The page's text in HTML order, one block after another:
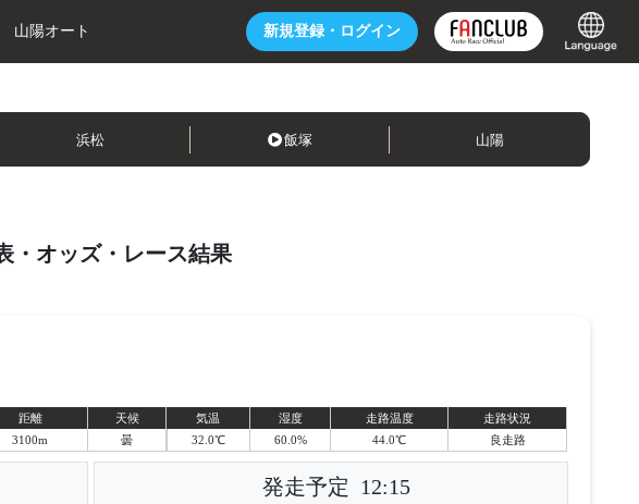
新規登録・ ログイン
山陽オート
浜松 飯塚 山陽
・オッズ・レース結果
距離
天候
3100m 曇
気温 湿度 走路温度
走路状況
32.0℃
60.0% 44.0℃ 良走路
発走予定 12:15